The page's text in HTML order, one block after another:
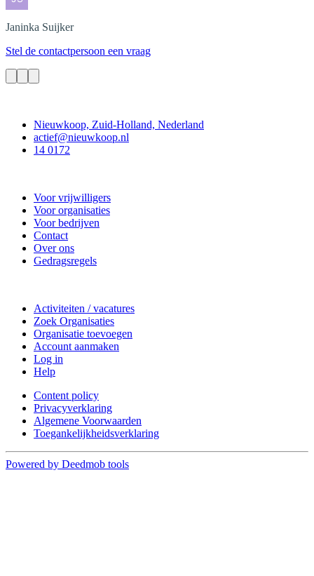
Janinka Suijker
Stel de contactpersoon een vraag
Nieuwkoop, Zuid-Holland, Nederland
actief@nieuwkoop.nl
14 0172
Voor vrijwilligers
Voor organisaties
Voor bedrijven
Contact
Over ons
Gedragsregels
Activiteiten / vacatures
Zoek Organisaties
Organisatie toevoegen
Account aanmaken
Log in
Help
Content policy
Privacyverklaring
Algemene Voorwaarden
Toegankelijkheidsverklaring
Powered by Deedmob tools